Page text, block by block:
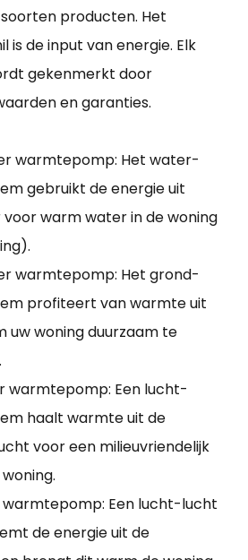
producten. Het
is de input van energie. Elk
gekenmerkt door
en garanties.
warmtepomp: Het water-
gebruikt de energie uit
warm water in de woning
warmtepomp: Het grond-
profiteert van warmte uit
uw woning duurzaam te
warmtepomp: Een lucht-
haalt warmte uit de
voor een milieuvriendelijk
Een lucht-lucht
de energie uit de